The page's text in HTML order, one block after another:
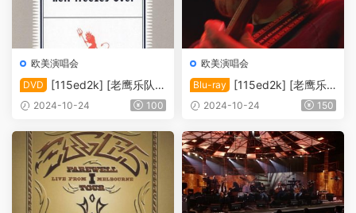
欧美演唱会
DVD
[115ed2k] [老鹰乐队冰
封地狱1994音乐会现场 ][中
2024-10-24 100
欧美演唱会
Blu-ray
[115ed2k] [老鹰乐
队 休斯敦站现场][ISO/12.73
2024-10-24 150